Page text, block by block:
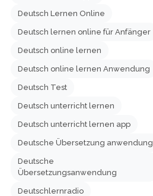
Deutsch Lernen Online
Deutsch lernen online für Anfänger
Deutsch online lernen
Deutsch online lernen Anwendung
Deutsch Test
Deutsch unterricht lernen
Deutsch unterricht lernen app
Deutsche Übersetzung anwendung
Deutsche
Übersetzungsanwendung
Deutschlernradio